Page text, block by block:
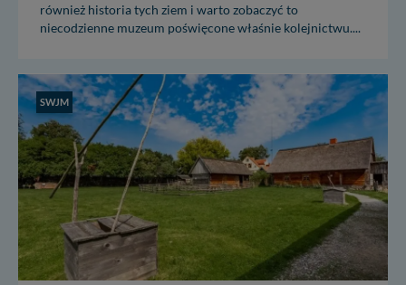
również historia tych ziem i warto zobaczyć to
niecodzienne muzeum poświęcone właśnie kolejnictwu....
SWJM